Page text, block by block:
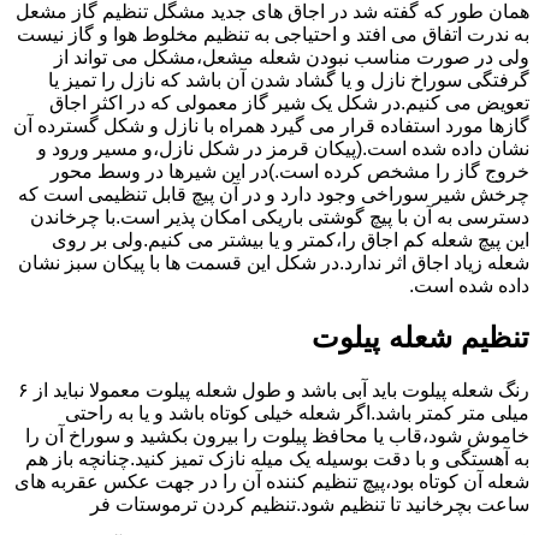
همان طور که گفته شد در اجاق های جدید مشگل تنظیم گاز مشعل
به ندرت اتفاق می افتد و احتیاجی به تنظیم مخلوط هوا و گاز نیست
ولی در صورت مناسب نبودن شعله مشعل،مشکل می تواند از
گرفتگی سوراخ نازل و یا گشاد شدن آن باشد که نازل را تمیز یا
تعویض می کنیم.در شکل یک شیر گاز معمولی که در اکثر اجاق
گازها مورد استفاده قرار می گیرد همراه با نازل و شکل گسترده آن
نشان داده شده است.(پیکان قرمز در شکل نازل،و مسیر ورود و
خروج گاز را مشخص کرده است.)در این شیرها در وسط محور
چرخش شیر سوراخی وجود دارد و در آن پیچ قابل تنظیمی است که
دسترسی به آن با پیچ گوشتی باریکی امکان پذیر است.با چرخاندن
این پیچ شعله کم اجاق را،کمتر و یا بیشتر می کنیم.ولی بر روی
شعله زیاد اجاق اثر ندارد.در شکل این قسمت ها با پیکان سبز نشان
داده شده است.
تنظیم شعله پیلوت
رنگ شعله پیلوت باید آبی باشد و طول شعله پیلوت معمولا نباید از ۶
میلی متر کمتر باشد.اگر شعله خیلی کوتاه باشد و یا به راحتی
خاموش شود،قاب یا محافظ پیلوت را بیرون بکشید و سوراخ آن را
به آهستگی و با دقت بوسیله یک میله نازک تمیز کنید.چنانچه باز هم
شعله آن کوتاه بود،پیچ تنظیم کننده آن را در جهت عکس عقربه های
ساعت بچرخانید تا تنظیم شود.تنظیم کردن ترموستات فر